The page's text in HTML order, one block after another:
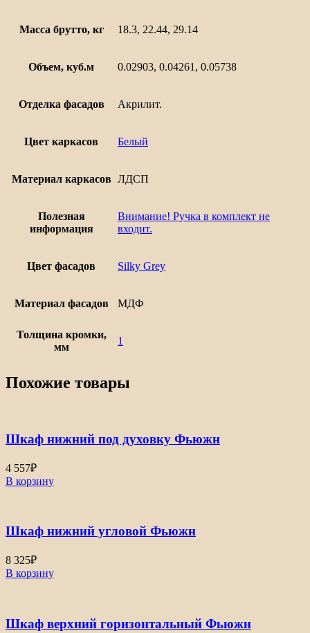
Масса брутто, кг 18.3, 22.44, 29.14
Объем, куб.м 0.02903, 0.04261, 0.05738
Отделка фасадов Акрилит.
Цвет каркасов Белый
Материал каркасов ЛДСП
Полезная
информация
Внимание! Ручка в комплект не
входит.
Цвет фасадов Silky Grey
Материал фасадов МДФ
Толщина кромки,
мм
1
Похожие товары
Шкаф нижний под духовку Фьюжн
4 557₽
В корзину
Шкаф нижний угловой Фьюжн
8 325₽
В корзину
Шкаф верхний горизонтальный Фьюжн